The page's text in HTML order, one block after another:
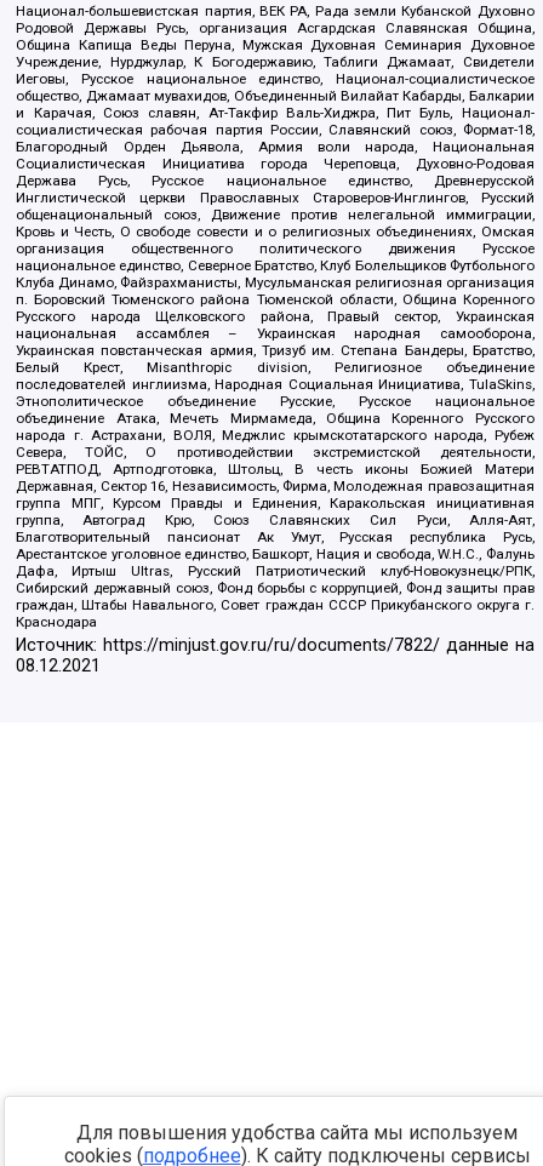
Национал-большевистская партия, ВЕК РА, Рада земли Кубанской Духовно
Родовой Державы Русь, организация Асгардская Славянская Община,
Община Капища Веды Перуна, Мужская Духовная Семинария Духовное
Учреждение, Нурджулар, К Богодержавию, Таблиги Джамаат, Свидетели
Иеговы, Русское национальное единство, Национал-социалистическое
общество, Джамаат мувахидов, Объединенный Вилайат Кабарды, Балкарии
и Карачая, Союз славян, Ат-Такфир Валь-Хиджра, Пит Буль, Национал-
социалистическая рабочая партия России, Славянский союз, Формат-18,
Благородный Орден Дьявола, Армия воли народа, Национальная
Социалистическая Инициатива города Череповца, Духовно-Родовая
Держава Русь, Русское национальное единство, Древнерусской
Инглистической церкви Православных Староверов-Инглингов, Русский
общенациональный союз, Движение против нелегальной иммиграции,
Кровь и Честь, О свободе совести и о религиозных объединениях, Омская
организация общественного политического движения Русское
национальное единство, Северное Братство, Клуб Болельщиков Футбольного
Клуба Динамо, Файзрахманисты, Мусульманская религиозная организация
п. Боровский Тюменского района Тюменской области, Община Коренного
Русского народа Щелковского района, Правый сектор, Украинская
национальная ассамблея – Украинская народная самооборона,
Украинская повстанческая армия, Тризуб им. Степана Бандеры, Братство,
Белый Крест, Misanthropic division, Религиозное объединение
последователей инглиизма, Народная Социальная Инициатива, TulaSkins,
Этнополитическое объединение Русские, Русское национальное
объединение Атака, Мечеть Мирмамеда, Община Коренного Русского
народа г. Астрахани, ВОЛЯ, Меджлис крымскотатарского народа, Рубеж
Севера, ТОЙС, О противодействии экстремистской деятельности,
РЕВТАТПОД, Артподготовка, Штольц, В честь иконы Божией Матери
Державная, Сектор 16, Независимость, Фирма, Молодежная правозащитная
группа МПГ, Курсом Правды и Единения, Каракольская инициативная
группа, Автоград Крю, Союз Славянских Сил Руси, Алля-Аят,
Благотворительный пансионат Ак Умут, Русская республика Русь,
Арестантское уголовное единство, Башкорт, Нация и свобода, W.H.С., Фалунь
Дафа, Иртыш Ultras, Русский Патриотический клуб-Новокузнецк/РПК,
Сибирский державный союз, Фонд борьбы с коррупцией, Фонд защиты прав
граждан, Штабы Навального, Совет граждан СССР Прикубанского округа г.
Краснодара
Источник: https://minjust.gov.ru/ru/documents/7822/ данные на
08.12.2021
Для повышения удобства сайта мы используем
cookies (подробнее). К сайту подключены сервисы